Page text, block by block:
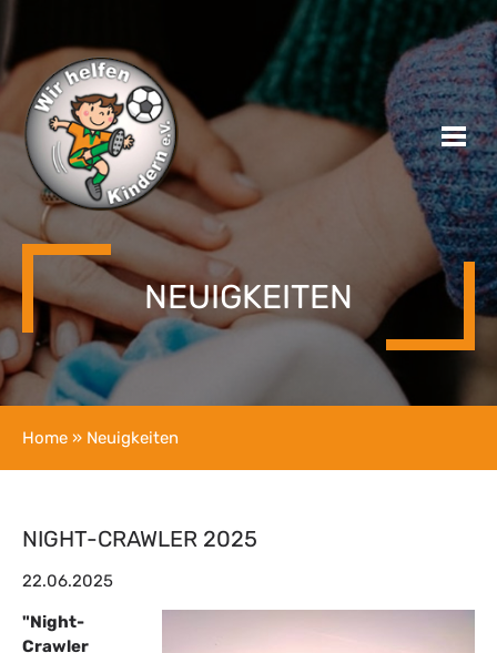
NEUIGKEITEN
Home » Neuigkeiten
NIGHT-CRAWLER 2025
22.06.2025
"Night-
Crawler